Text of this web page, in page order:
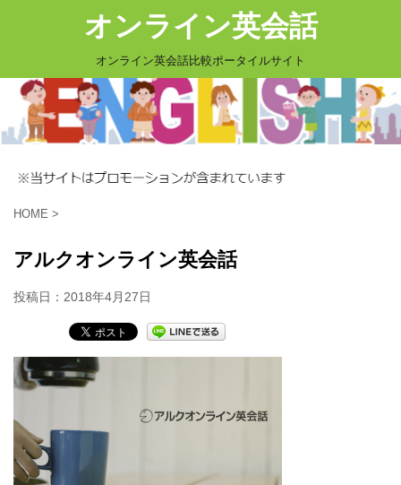
オンライン英会話
オンライン英会話比較ポータイルサイト
HOME >
アルクオンライン英会話
投稿日： 2018年4月27日